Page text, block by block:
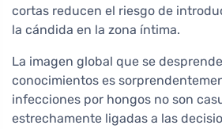
cortas reducen el riesgo de
la cándida en la zona íntima.
La imagen global que se
conocimientos es
infecciones por hongos no son
estrechamente ligadas a las